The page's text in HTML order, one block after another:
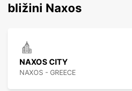
bližini Naxos
NAXOS CITY
NAXOS - GREECE